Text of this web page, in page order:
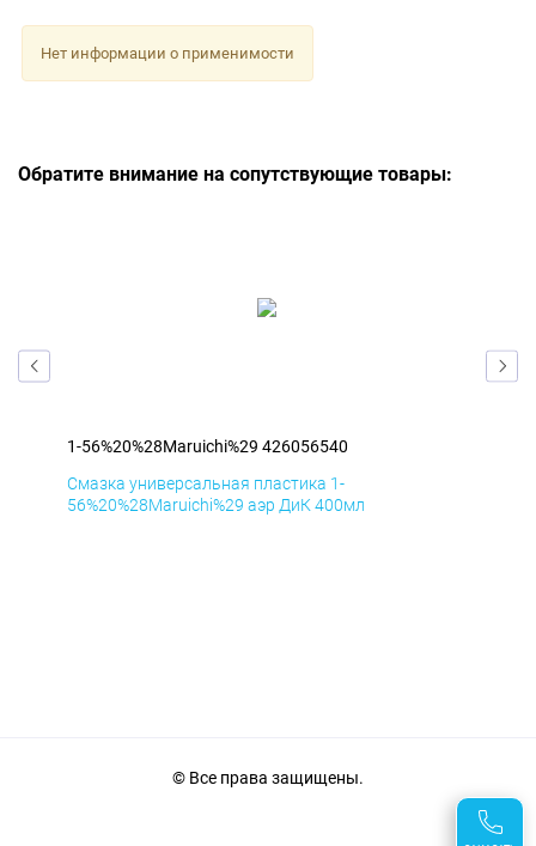
Нет информации о применимости
Обратите внимание на сопутствующие товары:
1-56%20%28Maruichi%29 426056540
Смазка универсальная пластика 1-
56%20%28Maruichi%29 аэр ДиК 400мл
© Все права защищены.